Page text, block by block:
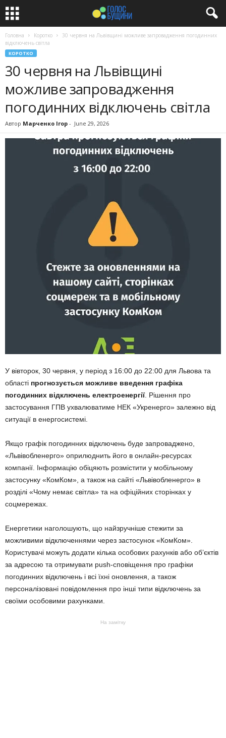
Головна Коротко
30 червня на Львівщині можливе запровадження погодинних
відключень світла
КОРОТКО
30 червня на Львівщині
можливе запровадження
погодинних відключень світла
Автор Марченко Ігор - June 29, 2026
У вівторок, 30 червня, у період з 16:00 до 22:00 для Львова та
області прогнозується можливе введення графіка
погодинних відключень електроенергії. Рішення про
застосування ГПВ ухвалюватиме НЕК «Укренерго» залежно від
ситуації в енергосистемі.
Якщо графік погодинних відключень буде запроваджено,
«Львівобленерго» оприлюднить його в онлайн-ресурсах
компанії. Інформацію обіцяють розмістити у мобільному
застосунку «КомКом», а також на сайті «Львівобленерго» в
розділі «Чому немає світла» та на офіційних сторінках у
соцмережах.
Енергетики наголошують, що найзручніше стежити за
можливими відключеннями через застосунок «КомКом».
Користувачі можуть додати кілька особових рахунків або об’єктів
за адресою та отримувати push-сповіщення про графіки
погодинних відключень і всі їхні оновлення, а також
персоналізовані повідомлення про інші типи відключень за
своїми особовими рахунками.
На замітку